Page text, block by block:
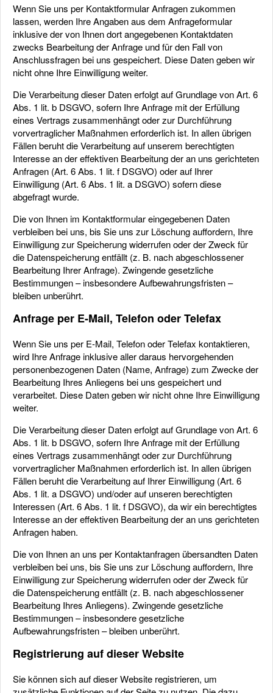
Wenn Sie uns per Kontaktformular Anfragen zukommen
lassen, werden Ihre Angaben aus dem Anfrageformular
inklusive der von Ihnen dort angegebenen Kontaktdaten
zwecks Bearbeitung der Anfrage und für den Fall von
Anschlussfragen bei uns gespeichert. Diese Daten geben wir
nicht ohne Ihre Einwilligung weiter.
Die Verarbeitung dieser Daten erfolgt auf Grundlage von Art. 6
Abs. 1 lit. b DSGVO, sofern Ihre Anfrage mit der Erfüllung
eines Vertrags zusammenhängt oder zur Durchführung
vorvertraglicher Maßnahmen erforderlich ist. In allen übrigen
Fällen beruht die Verarbeitung auf unserem berechtigten
Interesse an der effektiven Bearbeitung der an uns gerichteten
Anfragen (Art. 6 Abs. 1 lit. f DSGVO) oder auf Ihrer
Einwilligung (Art. 6 Abs. 1 lit. a DSGVO) sofern diese
abgefragt wurde.
Die von Ihnen im Kontaktformular eingegebenen Daten
verbleiben bei uns, bis Sie uns zur Löschung auffordern, Ihre
Einwilligung zur Speicherung widerrufen oder der Zweck für
die Datenspeicherung entfällt (z. B. nach abgeschlossener
Bearbeitung Ihrer Anfrage). Zwingende gesetzliche
Bestimmungen – insbesondere Aufbewahrungsfristen –
bleiben unberührt.
Anfrage per E-Mail, Telefon oder Telefax
Wenn Sie uns per E-Mail, Telefon oder Telefax kontaktieren,
wird Ihre Anfrage inklusive aller daraus hervorgehenden
personenbezogenen Daten (Name, Anfrage) zum Zwecke der
Bearbeitung Ihres Anliegens bei uns gespeichert und
verarbeitet. Diese Daten geben wir nicht ohne Ihre Einwilligung
weiter.
Die Verarbeitung dieser Daten erfolgt auf Grundlage von Art. 6
Abs. 1 lit. b DSGVO, sofern Ihre Anfrage mit der Erfüllung
eines Vertrags zusammenhängt oder zur Durchführung
vorvertraglicher Maßnahmen erforderlich ist. In allen übrigen
Fällen beruht die Verarbeitung auf Ihrer Einwilligung (Art. 6
Abs. 1 lit. a DSGVO) und/oder auf unseren berechtigten
Interessen (Art. 6 Abs. 1 lit. f DSGVO), da wir ein berechtigtes
Interesse an der effektiven Bearbeitung der an uns gerichteten
Anfragen haben.
Die von Ihnen an uns per Kontaktanfragen übersandten Daten
verbleiben bei uns, bis Sie uns zur Löschung auffordern, Ihre
Einwilligung zur Speicherung widerrufen oder der Zweck für
die Datenspeicherung entfällt (z. B. nach abgeschlossener
Bearbeitung Ihres Anliegens). Zwingende gesetzliche
Bestimmungen – insbesondere gesetzliche
Aufbewahrungsfristen – bleiben unberührt.
Registrierung auf dieser Website
Sie können sich auf dieser Website registrieren, um